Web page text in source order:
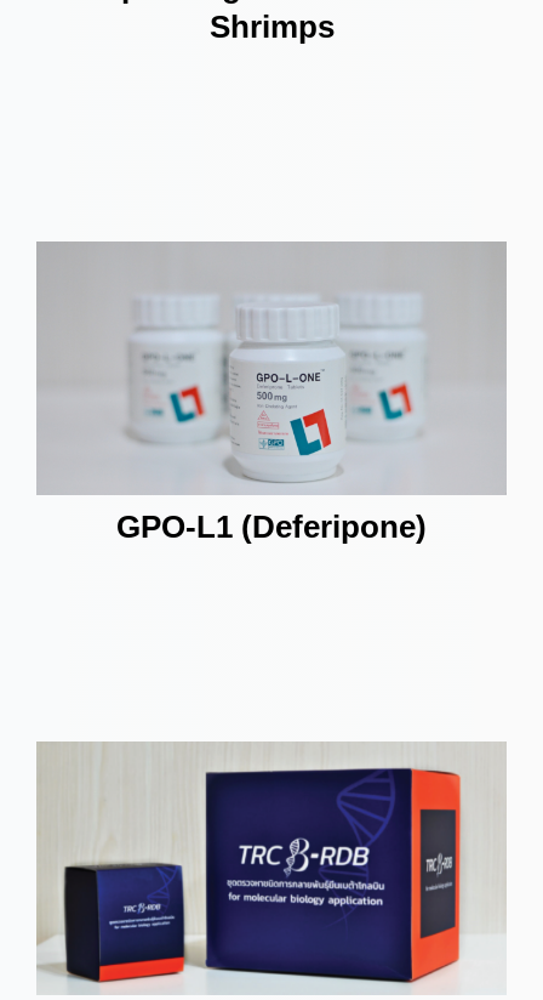
Shrimps
GPO-L1 (Deferipone)